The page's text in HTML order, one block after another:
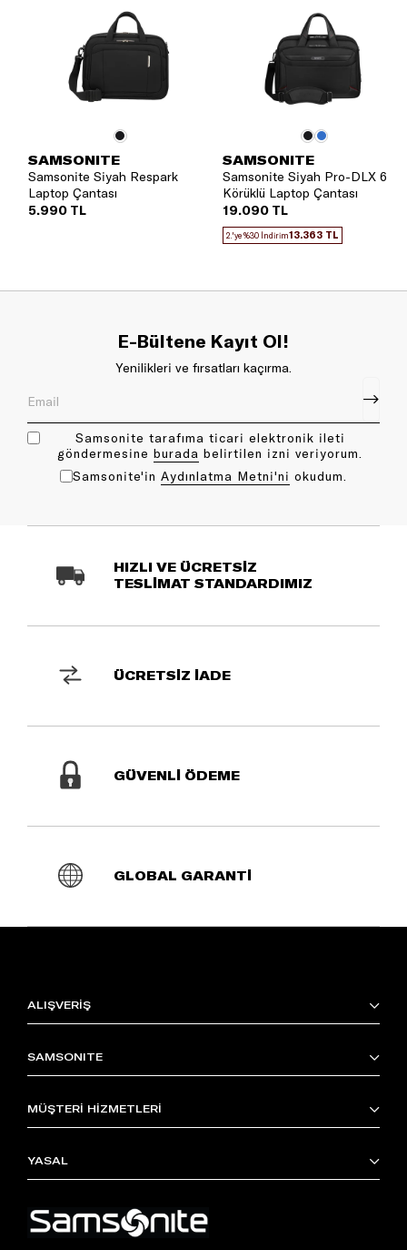
SAMSONITE
Samsonite Siyah Respark
Laptop Çantası
5.990 TL
SAMSONITE
Samsonite Siyah Pro-DLX 6
Körüklü Laptop Çantası
19.090 TL
2.'ye %30 İndirim13.363 TL
E-Bültene Kayıt Ol!
Yenilikleri ve fırsatları kaçırma.
Samsonite tarafıma ticari elektronik ileti
göndermesine bu rada belirtilen izni veriyorum.
Samsonite'in Aydınlatma Metni'ni okudum.
HIZLI VE ÜCRETSİZ
TESLİMAT STANDARDIMIZ
ÜCRETSİZ İADE
GÜVENLİ ÖDEME
GLOBAL GARANTİ
ALIŞVERİŞ
SAMSONITE
MÜŞTERİ HİZMETLERİ
YASAL